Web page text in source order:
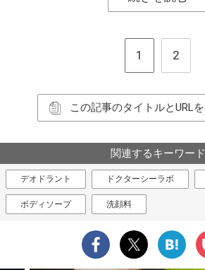
1 2
この記事のタイトルとURL
関連するキーワード
デオドラント ドクターシーラボ
ボディソープ 洗顔料